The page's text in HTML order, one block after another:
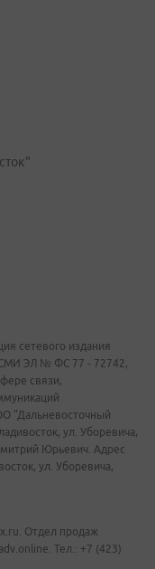
сетевого издания
СМИ ЭЛ № ФС 77 - 72742,
связи,
"Дальневосточный
ул. Уборевича,
Юрьевич. Адрес
ул. Уборевича,
Отдел продаж
Тел.: +7 (423)